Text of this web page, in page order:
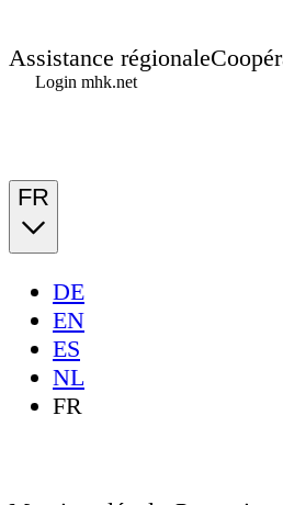
Assistance régionale
Login mhk.net
FR
DE
EN
ES
NL
FR